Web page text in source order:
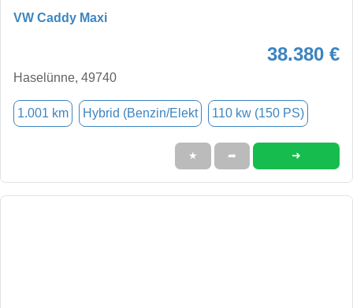
VW Caddy Maxi
38.380 €
Haselünne, 49740
1.001 km Hybrid (Benzin/Elekt 110 kw (150 PS)
★ ➦ ➜